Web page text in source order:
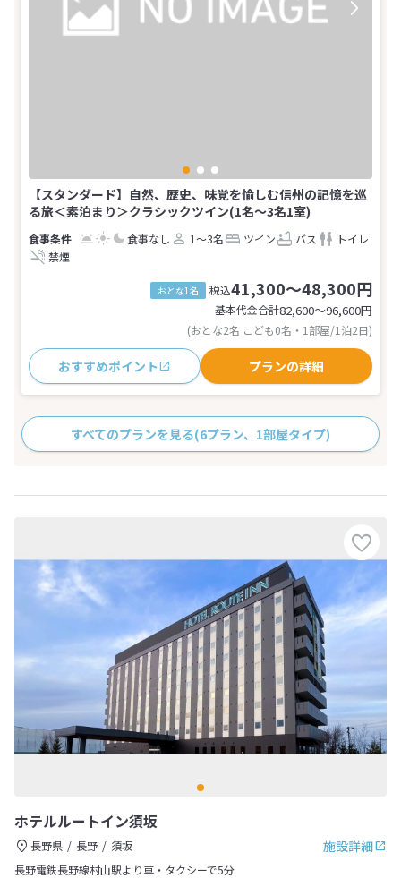
【スタンダード】自然、歴史、味覚を愉しむ信州の記憶を巡
る旅＜素泊まり＞クラシックツイン(1名～3名1室)
食事なし 1～3名 ツイン バス
トイレ
禁煙
おとな1名 税込41,300～48,300円
基本代金合計82,600〜96,600円
(おとな2名 こども0名・1部屋/1泊2日)
おすすめポイント プランの詳細
すべてのプランを見る(6プラン、1部屋タイプ)
ホテルルートイン須坂
施設詳細
長野県 長野
須坂
長野電鉄長野線村山駅より車・タクシーで5分